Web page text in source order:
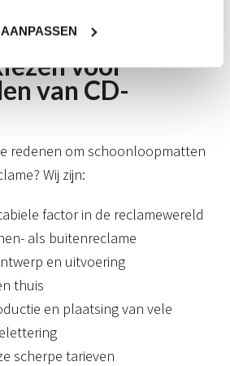
AANPASSEN
voor
van CD-
redenen om schoonloopmatten
Wij zijn:
factor in de reclamewereld
als buitenreclame
en uitvoering
thuis
en plaatsing van vele
scherpe tarieven